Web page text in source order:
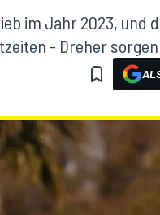
im Jahr 2023, und
- Dreher